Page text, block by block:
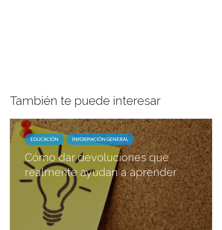
También te puede interesar
EDUCACIÓN INFORMACIÓN GENERAL
Cómo dar devoluciones que
realmente ayudan a aprender